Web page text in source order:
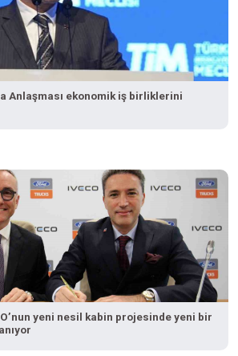
Anlaşması ekonomik iş birliklerini
yeni nesil kabin projesinde yeni bir